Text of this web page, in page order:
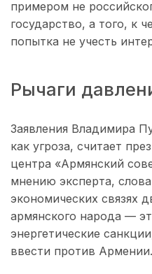
примером не
государство, а того, к
попытка не учесть
Рычаги
Заявления Владимира
как угроза, считает
центра «Армянский
мнению эксперта,
экономических связях
армянского народа —
энергетические
ввести против Армении.